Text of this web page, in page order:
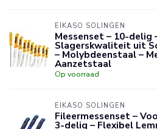
EIKASO SOLINGEN
Messenset – 10-delig
Slagerskwaliteit uit
– Molybdeenstaal –
Aanzetstaal
Op voorraad
EIKASO SOLINGEN
Fileermessenset –
3-delig – Flexibel